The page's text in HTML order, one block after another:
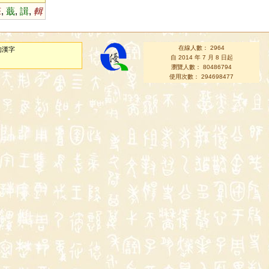
,蕺,諿,輯
漢字
在線人數： 2964
自 2014 年 7 月 8 日起
瀏覽人數： 80486794
使用次數： 294698477